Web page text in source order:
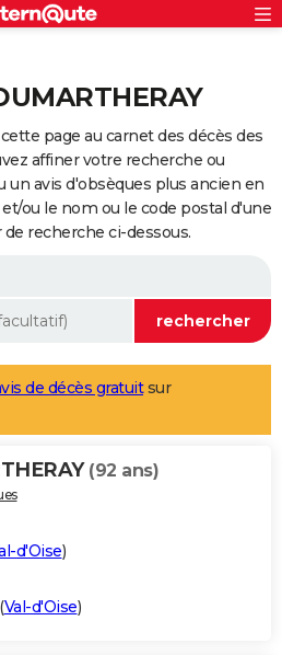
page au carnet des décès des
affiner votre recherche ou
un avis d'obsèques plus ancien en
ou le nom ou le code postal d'une
recherche ci-dessous.
de décès gratuitsur
(92 ans)
d'Oise)
(Val-d'Oise)